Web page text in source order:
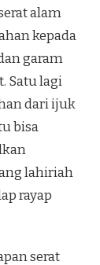
alam
kepada
garam
Satu lagi
dari ijuk
bisa
lahiriah
rayap
serat